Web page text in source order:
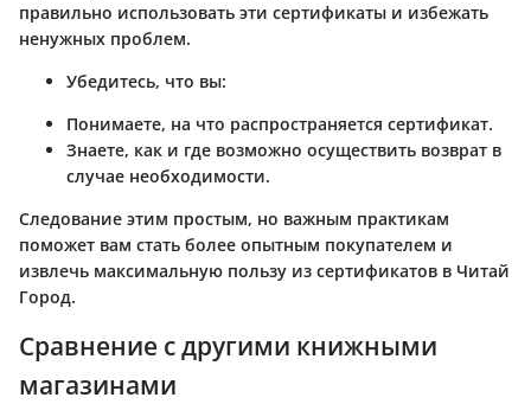
правильно использовать эти сертификаты и избежать
ненужных проблем.
Убедитесь, что вы:
Понимаете, на что распространяется сертификат.
Знаете, как и где возможно осуществить возврат в
случае необходимости.
Следование этим простым, но важным практикам
поможет вам стать более опытным покупателем и
извлечь максимальную пользу из сертификатов в Читай
Город.
Сравнение с другими книжными
магазинами